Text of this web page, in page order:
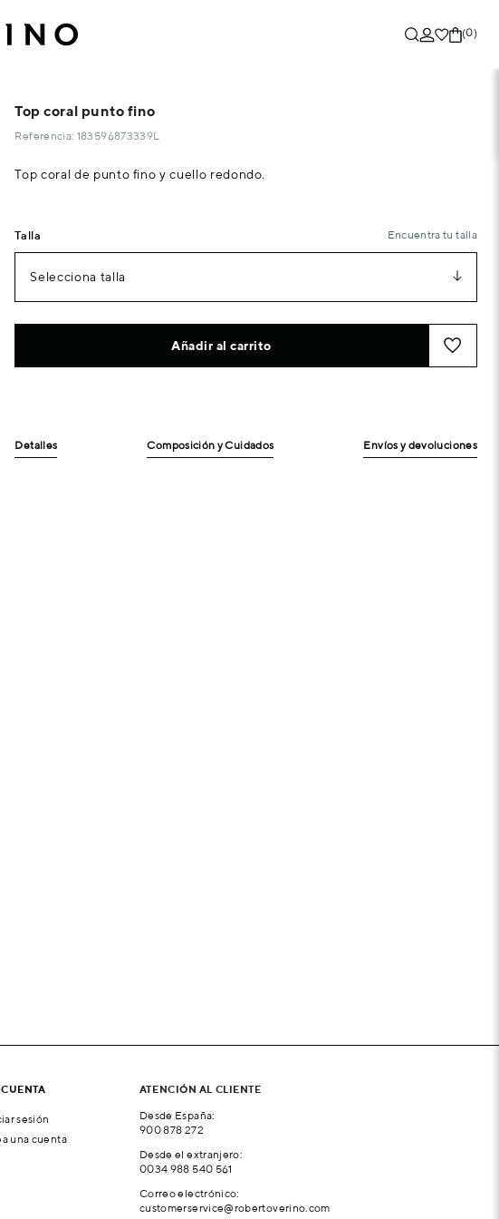
(0)
Top coral punto fino
Referencia: 183596873339L
Top coral de punto fino y cuello redondo.
Talla Encuentra tu talla
Selecciona talla
Añadir al carrito
Detalles Composición y Cuidados Envíos y devoluciones
sesión
una cuenta
ATENCIÓN AL CLIENTE
Desde España:
900 878 272
Desde el extranjero:
0034 988 540 561
Correo electrónico:
customerservice@robertoverino.com